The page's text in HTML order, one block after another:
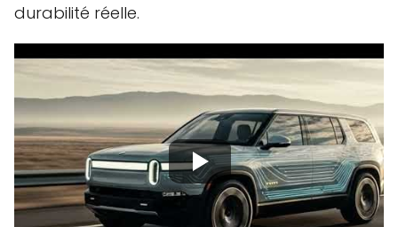
durabilité réelle.